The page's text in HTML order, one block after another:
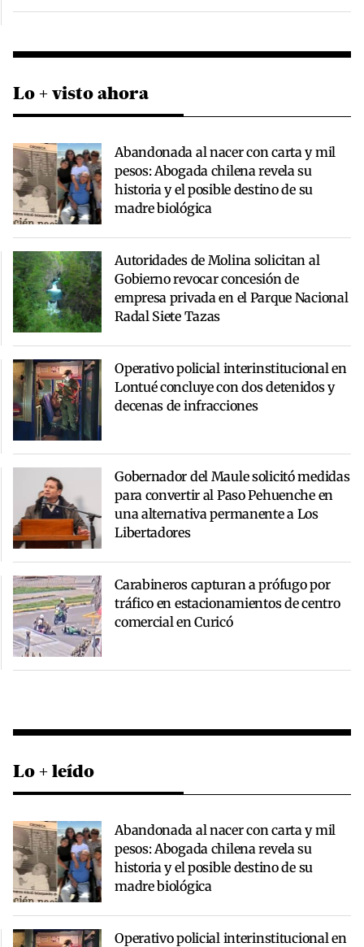
Lo + visto ahora
Abandonada al nacer con carta y mil
pesos: Abogada chilena revela su
historia y el posible destino de su
madre biológica
Autoridades de Molina solicitan al
Gobierno revocar concesión de
empresa privada en el Parque Nacional
Radal Siete Tazas
Operativo policial interinstitucional en
Lontué concluye con dos detenidos y
decenas de infracciones
Gobernador del Maule solicitó medidas
para convertir al Paso Pehuenche en
una alternativa permanente a Los
Libertadores
Carabineros capturan a prófugo por
tráfico en estacionamientos de centro
comercial en Curicó
Lo + leído
Abandonada al nacer con carta y mil
pesos: Abogada chilena revela su
historia y el posible destino de su
madre biológica
Operativo policial interinstitucional en